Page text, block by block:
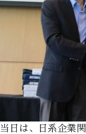
当日は、日系企業